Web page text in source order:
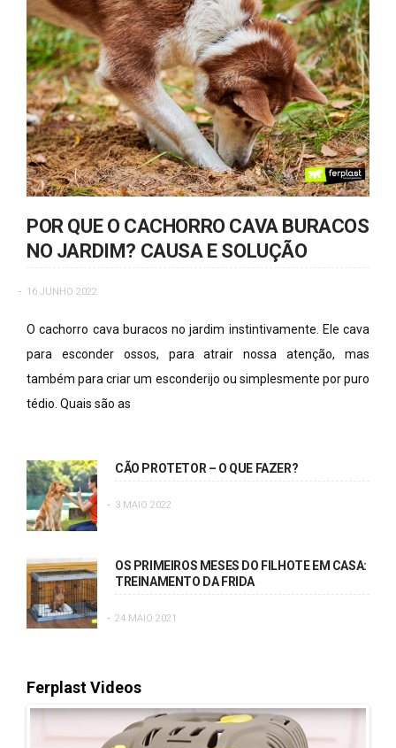
POR QUE O CACHORRO CAVA BURACOS
NO JARDIM? CAUSA E SOLUÇÃO
16 JUNHO 2022
O cachorro cava buracos no jardim instintivamente. Ele cava
para esconder ossos, para atrair nossa atenção, mas
também para criar um esconderijo ou simplesmente por puro
tédio. Quais são as
CÃO PROTETOR – O QUE FAZER?
3 MAIO 2022
OS PRIMEIROS MESES DO FILHOTE EM CASA:
TREINAMENTO DA FRIDA
24 MAIO 2021
Ferplast Videos